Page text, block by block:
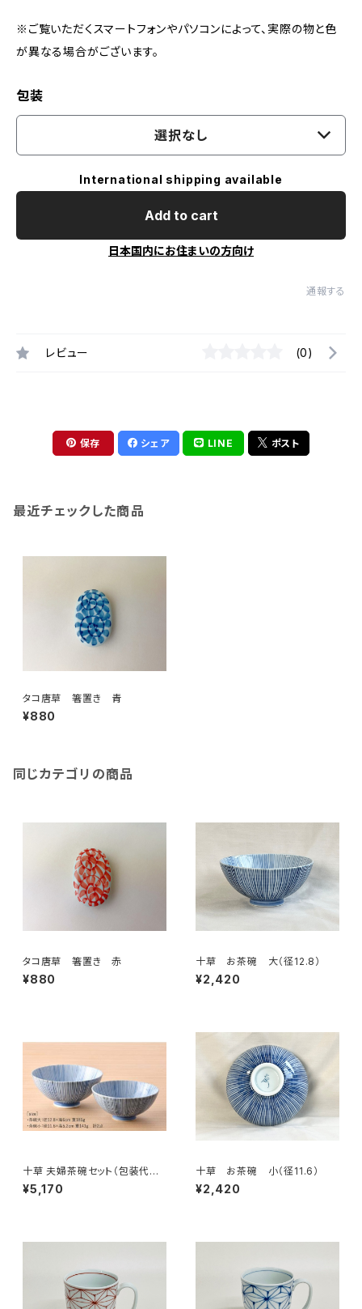
※ご覧いただくスマートフォンやパソコンによって、実際の物と色
が異なる場合がございます。
包装
選択なし
International shipping available
Add to cart
日本国内にお住まいの方向け
通報する
レビュー (0)
保存 シェア LINE ポスト
最近チェックした商品
タコ唐草 箸置き 青
¥880
同じカテゴリの商品
タコ唐草 箸置き 赤
¥880
十草 お茶碗 大（径12.8）
¥2,420
十草 夫婦茶碗セット（包装代込
み）
¥5,170
十草 お茶碗 小（径11.6）
¥2,420